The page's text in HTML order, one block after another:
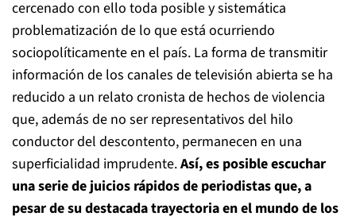
cercenado con ello toda posible y sistemática
problematización de lo que está ocurriendo
sociopolíticamente en el país. La forma de transmitir
información de los canales de televisión abierta se ha
reducido a un relato cronista de hechos de violencia
que, además de no ser representativos del hilo
conductor del descontento, permanecen en una
superficialidad imprudente.Así, es posible escuchar
una serie de juicios rápidos de periodistas que, a
pesar de su destacada trayectoria en el mundo de los